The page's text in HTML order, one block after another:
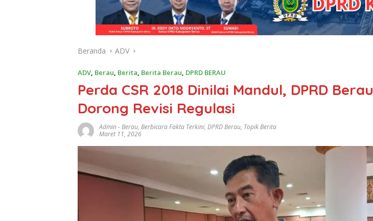
Beranda ADV
ADV, Berau, Berita, Berita Berau, DPRD BERAU
Perda CSR 2018 Dinilai Mandul, DPRD Berau
Dorong Revisi Regulasi
Admin-Berau, Berbicara Fakta Terkini, DPRD Berau, Topik Berita
Maret 11, 2026